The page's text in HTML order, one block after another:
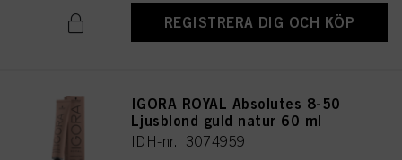
REGISTRERA DIG OCH KÖP
IGORA ROYAL Absolutes 8-50
Ljusblond guld natur 60 ml
IDH-nr. 3074959